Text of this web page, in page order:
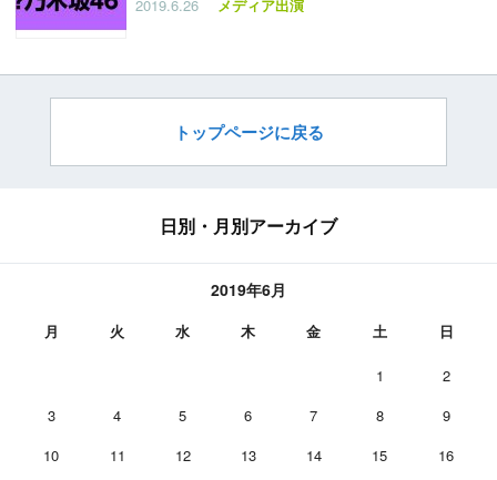
2019.6.26 メディア出演
トップページに戻る
日別・月別アーカイブ
2019年6月
月 火 水 木 金 土 日
1
2
3
4 5 6 7 8
9
10
11 12 13 14 15
16